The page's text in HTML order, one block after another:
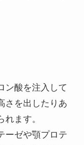
ン酸を注入して
さを出したりあ
ます。
ーゼや顎プロテ